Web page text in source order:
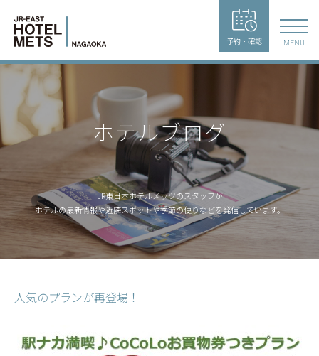
予約・確認 MENU
ホテルブログ
JR東日本ホテルメッツのスタッフが
ホテルの最新情報や近隣スポットや季節の便りなどを発信しています。
人気のプランが再登場！